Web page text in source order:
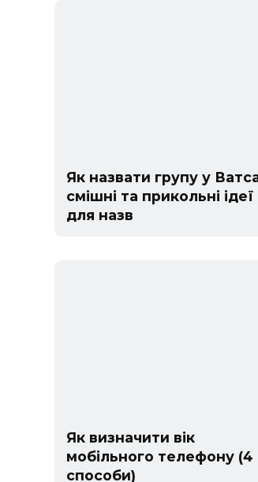
Як назвати групу у
смішні та прикольні ідеї
для назв
Як визначити вік
мобільного телефону (4
способи)